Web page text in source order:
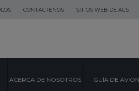
CONTACTENOS SITIOS WEB DE ACS
ACERCA DE NOSOTROS GUÍA DE